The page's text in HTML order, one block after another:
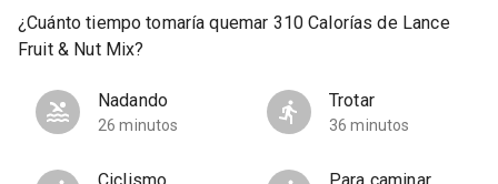
¿Cuánto tiempo tomaría quemar 310 Calorías de Lance
Fruit & Nut Mix?
Nadando
26 minutos
Trotar
36 minutos